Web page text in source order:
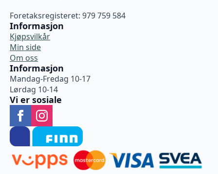
Foretaksregisteret: 979 759 584
Informasjon
Kjøpsvilkår
Min side
Om oss
Informasjon
Mandag-Fredag 10-17
Lørdag 10-14
Vi er sosiale